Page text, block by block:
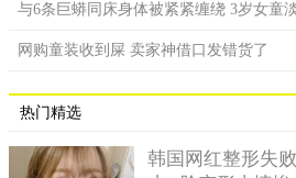
与6条巨蟒同床身体被紧紧缠绕 3岁女童
网购童装收到屎 卖家神借口发错货了
热门精选
韩国网红整形失